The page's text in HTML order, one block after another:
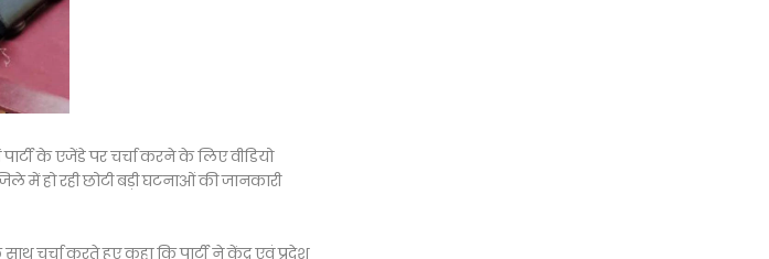
के एजेंडे पर चर्चा करने के लिए वीडियो
में हो रही छोटी बड़ी घटनाओं की जानकारी
चर्चा करते हुए कहा कि पार्टी ने केंद्र एवं प्रदेश